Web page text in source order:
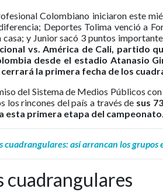
Colombiano iniciaron este
Deportes Tolima venció a
casa; y Junior sacó 3 puntos
vs. América de Cali, partido
desde el estadio Atanasio
la primera fecha de los
del Sistema de Medios Públicos
los rincones del país a través de sus
esta primera etapa del campeonato.
cuadrangulares: así arrancan los grupos
cuadrangulares